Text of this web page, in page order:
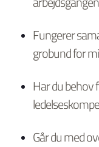
Fungerer
grobund for
Har du behov
Går du med